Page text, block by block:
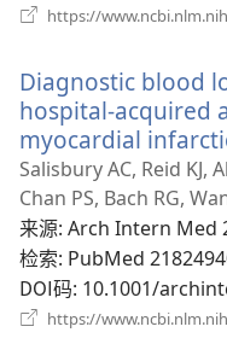
https://
Diagnostic blood
hospital-acquired
myocardial
Salisbury AC, Reid KJ,
Chan PS, Bach RG,
来源‎: Arch Intern Med
检索‎: PubMed
DOI码‎: 10.1001/
https://